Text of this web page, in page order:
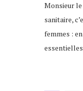
Monsieur le
sanitaire,
femmes :